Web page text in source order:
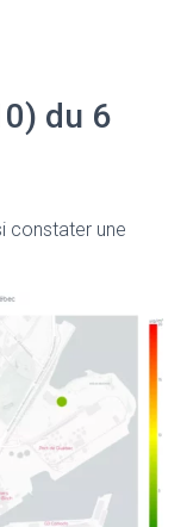
du 6
constater une